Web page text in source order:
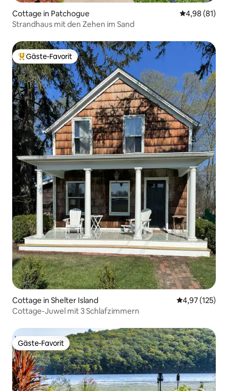
Cottage in Patchogue
4,98 (81)
Strandhaus mit den Zehen im Sand
Beliebter Gäste-Favorit.
Gäste-Favorit
Cottage in Shelter Island
4,97 (125)
Cottage-Juwel mit 3 Schlafzimmern
Gäste-Favorit
Gäste-Favorit